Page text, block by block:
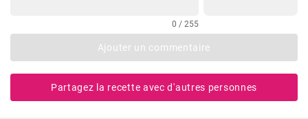
0 / 255
Ajouter un commentaire
Partagez la recette avec d'autres personnes